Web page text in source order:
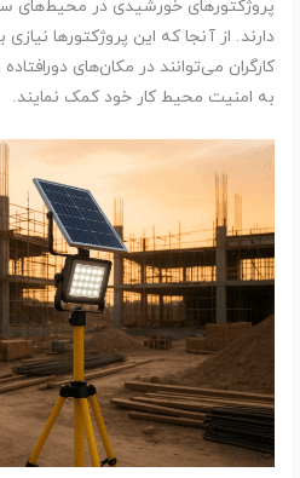
پروژکتورهای خورشیدی در محیط‌های
دارند. از آنجا که این پروژکتورها
کارگران می‌توانند در مکان‌های
به امنیت محیط کار خود کمک نمایند.